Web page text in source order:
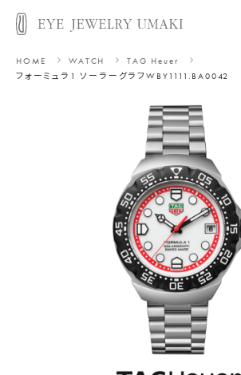
HOME WATCH
TAG Heuer
フォーミュラ1 ソーラーグラフ WBY1111.BA0042